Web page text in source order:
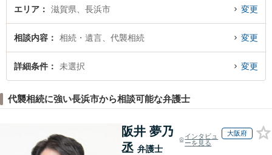
律事務所 長浜事務所の湯坐 麻里子弁護士のプロフィール情報や弁護士費用、強
みなどが注目されています。『長浜市で土日や夜間に発生した代襲相続のトラ
近くの弁護士を検索したい』『初回相談無料で代襲相続を法律相談できる長浜
市内の弁護士に相談予約したい』などでお困りの相談者さんにおすすめです。
エリア 滋賀県、長浜市 変更
相談内容 相続・遺言、代襲相続 変更
詳細条件 未選択 変更
代襲相続に強い長浜市から相談可能な弁護士
阪井 夢乃
丞 弁護士
インタビュ
ーを見る
大阪府